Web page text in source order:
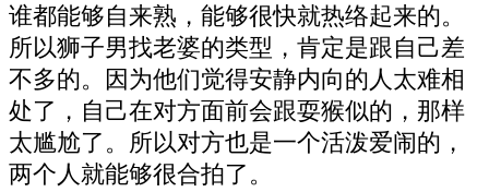
谁都能够自来熟，能够很快就热络起来的。
所以狮子男找老婆的类型，肯定是跟自己差
不多的。因为他们觉得安静内向的人太难相
处了，自己在对方面前会跟耍猴似的，那样
太尴尬了。所以对方也是一个活泼爱闹的，
两个人就能够很合拍了。